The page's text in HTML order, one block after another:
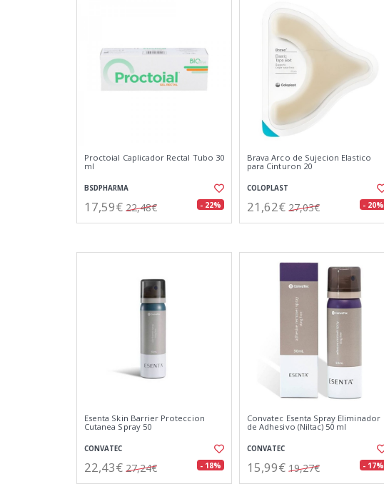
Proctoial Caplicador Rectal Tubo 30
ml
BSDPHARMA
17,59€ 22,48€ - 22%
Brava Arco de Sujecion Elastico
para Cinturon 20
COLOPLAST
21,62€ 27,03€ - 20%
Esenta Skin Barrier Proteccion
Cutanea Spray 50
CONVATEC
22,43€ 27,24€ - 18%
Convatec Esenta Spray Eliminador
de Adhesivo (Niltac) 50 ml
CONVATEC
15,99€ 19,27€ - 17%